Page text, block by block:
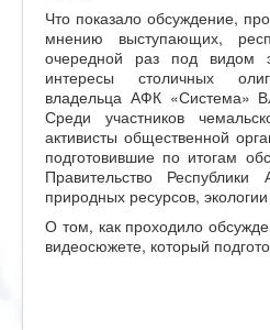
Что показало обсуждение,
мнению выступающих,
очередной раз под видом
интересы столичных
владельца АФК «Система»
Среди участников
активисты общественной
подготовившие по итогам
Правительство
природных ресурсов,
О том, как проходило
видеосюжете, который